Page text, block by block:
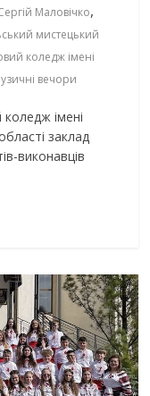
Маловічко,
мистецький
коледж імені
вечори
імені
заклад
виконавців